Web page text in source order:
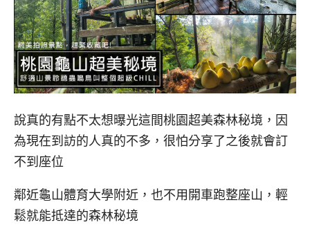
說真的有點不太想曝光這間桃園超美森林秘境，因
為現在到訪的人真的不多，很怕分享了之後就會訂
不到座位
鄰近龜山體育大學附近，也不用開車跑整座山，輕
鬆就能抵達的森林秘境